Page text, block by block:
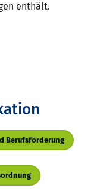
enthält.
Berufsförderung